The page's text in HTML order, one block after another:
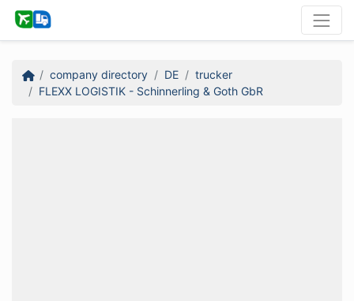
company directory DE
trucker
FLEXX LOGISTIK - Schinnerling & Goth GbR